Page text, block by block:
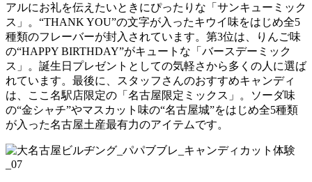
アルにお礼を伝えたいときにぴったりな「サンキューミック
ス」。“THANK YOU”の文字が入ったキウイ味をはじめ全5
種類のフレーバーが封入されています。第3位は、りんご味
の“HAPPY BIRTHDAY”がキュートな「バースデーミック
ス」。誕生日プレゼントとしての気軽さから多くの人に選ば
れています。最後に、スタッフさんのおすすめキャンディ
は、ここ名駅店限定の「名古屋限定ミックス」。ソーダ味
の“金シャチ”やマスカット味の“名古屋城”をはじめ全5種類
が入った名古屋土産最有力のアイテムです。